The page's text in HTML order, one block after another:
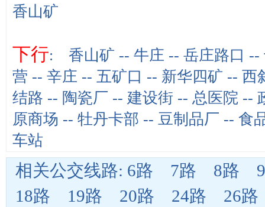
香山矿
下行: 香山矿 -- 牛庄 -- 岳庄路口 --
营 -- 辛庄 -- 五矿口 -- 新华四矿 -- 西
结路 -- 陶瓷厂 -- 建设街 -- 总医院 --
原商场 -- 牡丹卡部 -- 豆制品厂 -- 食
车站
相关公交线路: 6路 7路 8路
18路
19路 20路 24路
26路